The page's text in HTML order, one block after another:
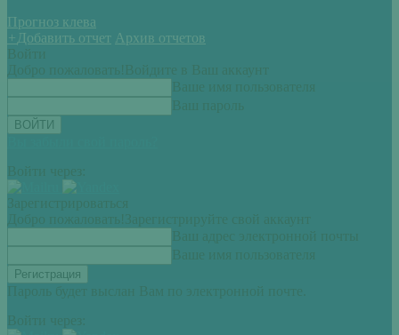
Прогноз клева
+ Добавить отчет Архив отчетов
Войти
Добро пожаловать! Войдите в Ваш аккаунт
Ваше имя пользователя
Ваш пароль
Войти через:
Зарегистрироваться
Добро пожаловать! Зарегистрируйте свой аккаунт
Ваш адрес электронной почты
Ваше имя пользователя
Пароль будет выслан Вам по электронной почте.
Войти через: